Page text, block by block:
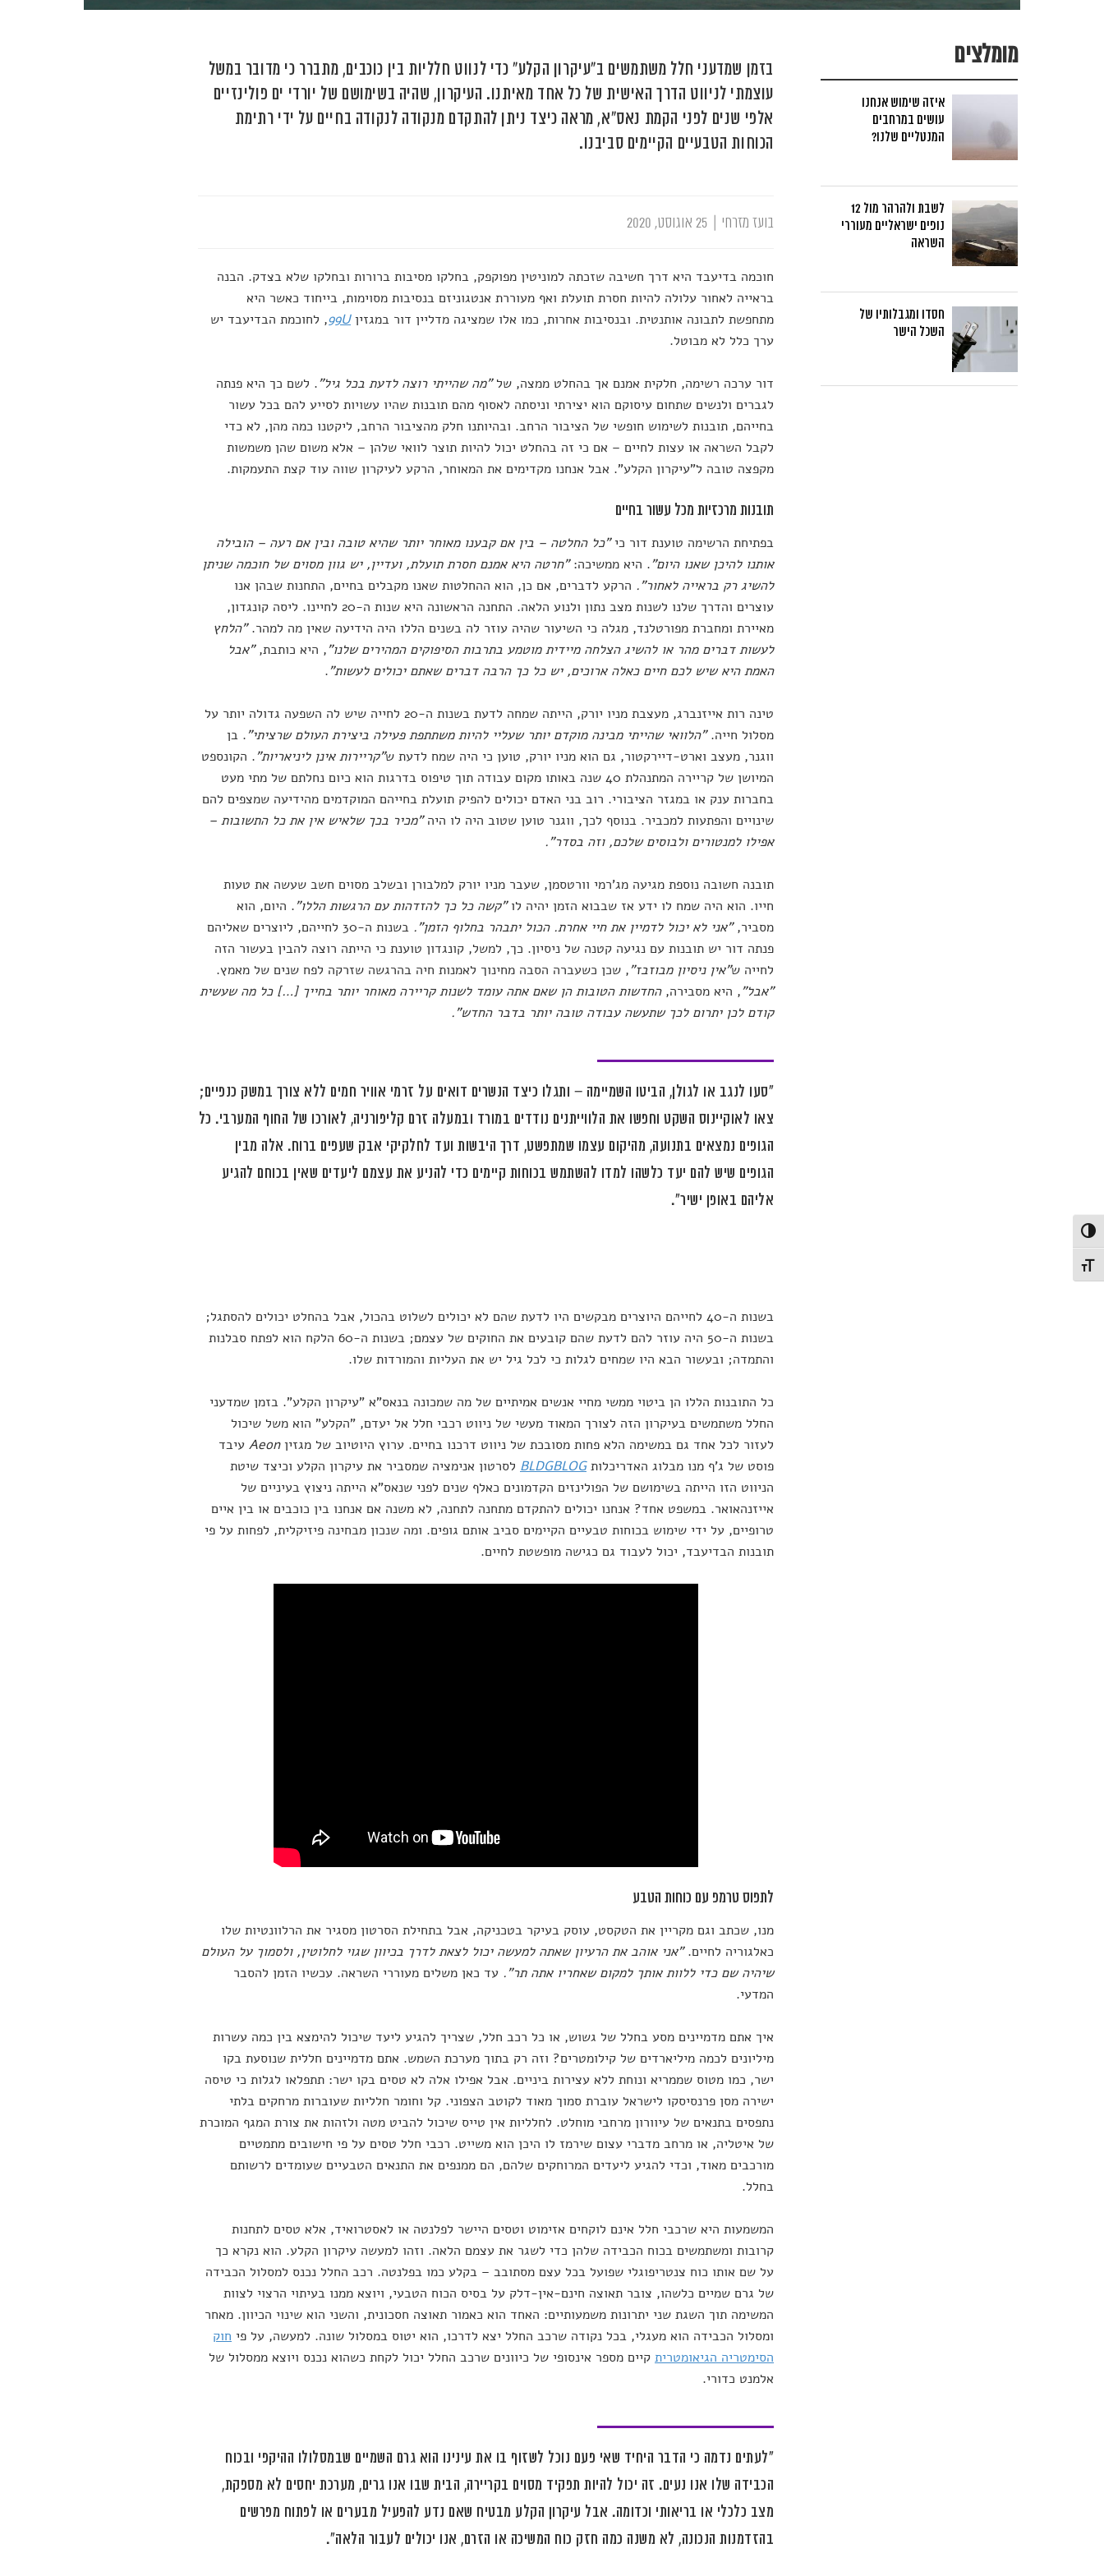
הפעל/כבה ניגודיות גבוהה
מתג גודל גופן
בזמן שמדעני חלל משתמשים ב"עיקרון הקלע" כדי לנווט חלליות בין כוכבים, מתברר כי מדובר במשל
עוצמתי לניווט הדרך האישית של כל אחד מאיתנו. העיקרון, שהיה בשימושם של יורדי ים פולינזיים
אלפי שנים לפני הקמת נאס"א, מראה כיצד ניתן להתקדם מנקודה לנקודה בחיים על ידי רתימת
הכוחות הטבעיים הקיימים סביבנו.
בועז מזרחי
חוכמה בדיעבד היא דרך חשיבה שזכתה למוניטין מפוקפק, בחלקו מסיבות ברורות ובחלקו שלא בצדק. הבנה
בראייה לאחור עלולה להיות חסרת תועלת ואף מעוררת אנטגוניזם בנסיבות מסוימות, בייחוד כאשר היא
מתחפשת לתבונה אותנטית. ובנסיבות אחרות, כמו אלו שמציגה מדליין דור במגזין99U, לחוכמת הבדיעבד יש
ערך כלל לא מבוטל.
דור ערכה רשימה, חלקית אמנם אך בהחלט ממצה, של"מה שהייתי רוצה לדעת בכל גיל". לשם כך היא פנתה
לגברים ולנשים שתחום עיסוקם הוא יצירתי וניסתה לאסוף מהם תובנות שהיו עשויות לסייע להם בכל עשור
בחייהם, תובנות לשימוש חופשי של הציבור הרחב. ובהיותנו חלק מהציבור הרחב, ליקטנו כמה מהן, לא כדי
לקבל השראה או עצות לחיים – אם כי זה בהחלט יכול להיות תוצר לוואי שלהן – אלא משום שהן משמשות
מקפצה טובה ל"עיקרון הקלע". אבל אנחנו מקדימים את המאוחר, הרקע לעיקרון שווה עוד קצת התעמקות.
תובנות מרכזיות מכל עשור בחיים
בפתיחת הרשימה טוענת דור כי"כל החלטה – בין אם קבענו מאוחר יותר שהיא טובה ובין אם רעה – הובילה
אותנו להיכן שאנו היום". היא ממשיכה:"חרטה היא אמנם חסרת תועלת, ועדיין, יש גוון מסוים של חוכמה שניתן
להשיג רק בראייה לאחור". הרקע לדברים, אם כן, הוא ההחלטות שאנו מקבלים בחיים, התחנות שבהן אנו
עוצרים והדרך שלנו לשנות מצב נתון ולנוע הלאה. התחנה הראשונה היא שנות ה-20 לחיינו. ליסה קונגדון,
מאיירת ומחברת מפורטלנד, מגלה כי השיעור שהיה עוזר לה בשנים הללו היה הידיעה שאין מה למהר."הלחץ
לעשות דברים מהר או להשיג הצלחה מיידית מוטמע בתרבות הסיפוקים המהירים שלנו", היא כותבת,"אבל
האמת היא שיש לכם חיים כאלה ארוכים, יש כל כך הרבה דברים שאתם יכולים לעשות".
טינה רות אייזנברג, מעצבת מניו יורק, הייתה שמחה לדעת בשנות ה-20 לחייה שיש לה השפעה גדולה יותר על
מסלול חייה."הלוואי שהייתי מבינה מוקדם יותר שעליי להיות משתתפת פעילה ביצירת העולם שרציתי". בן
ווגנר, מעצב וארט-דיירקטור, גם הוא מניו יורק, טוען כי היה שמח לדעת ש"קריירות אינן ליניאריות". הקונספט
המיושן של קריירה המתנהלת 40 שנה באותו מקום עבודה תוך טיפוס בדרגות הוא כיום נחלתם של מתי מעט
בחברות ענק או במגזר הציבורי. רוב בני האדם יכולים להפיק תועלת בחייהם המוקדמים מהידיעה שמצפים להם
שינויים והפתעות למכביר. בנוסף לכך, ווגנר טוען שטוב היה לו היה"מכיר בכך שלאיש אין את כל התשובות –
אפילו למנטורים ולבוסים שלכם, וזה בסדר".
תובנה חשובה נוספת מגיעה מג'רמי וורטסמן, שעבר מניו יורק למלבורן ובשלב מסוים חשב שעשה את טעות
חייו. הוא היה שמח לו ידע אז שבבוא הזמן יהיה לו"קשה כל כך להזדהות עם הרגשות הללו". היום, הוא
מסביר,"אני לא יכול לדמיין את חיי אחרת. הכול יתבהר בחלוף הזמן".
בשנות ה-30 לחייהם, ליוצרים שאליהם
פנתה דור יש תובנות עם נגיעה קטנה של ניסיון. כך, למשל, קונגדון טוענת כי הייתה רוצה להבין בעשור הזה
לחייה ש"אין ניסיון מבוזבז", שכן כשעברה הסבה מחינוך לאמנות חיה בהרגשה שזרקה לפח שנים של מאמץ.
"אבל", היא מסבירה, החדשות הטובות הן שאם אתה עומד לשנות קריירה מאוחר יותר בחייך […] כל מה שעשית
קודם לכן יתרום לכך שתעשה עבודה טובה יותר בדבר החדש".
"סעו לנגב או לגולן, הביטו השמיימה – ותגלו כיצד הנשרים דואים על זרמי אוויר חמים ללא צורך במשק כנפיים;
צאו לאוקיינוס השקט וחפשו את הלווייתנים נודדים במורד ובמעלה זרם קליפורניה, לאורכו של החוף המערבי. כל
הגופים נמצאים בתנועה, מהיקום עצמו שמתפשט, דרך היבשות ועד לחלקיקי אבק שעפים ברוח. אלה מבין
הגופים שיש להם יעד כלשהו למדו להשתמש בכוחות קיימים כדי להניע את עצמם ליעדים שאין בכוחם להגיע
אליהם באופן ישיר".
בשנות ה-40 לחייהם היוצרים מבקשים היו לדעת שהם לא יכולים לשלוט בהכול, אבל בהחלט יכולים להסתגל;
בשנות ה-50 היה עוזר להם לדעת שהם קובעים את החוקים של עצמם; בשנות ה-60 הלקח הוא לפתח סבלנות
והתמדה; ובעשור הבא היו שמחים לגלות כי לכל גיל יש את העליות והמורדות שלו.
כל התובנות הללו הן ביטוי ממשי מחיי אנשים אמיתיים של מה שמכונה בנאס"א "עיקרון הקלע". בזמן שמדעני
החלל משתמשים בעיקרון הזה לצורך המאוד מעשי של ניווט רכבי חלל אל יעדם, "הקלע" הוא משל שיכול
לעזור לכל אחד גם במשימה הלא פחות מסובכת של ניווט דרכנו בחיים. ערוץ היוטיוב של מגזיןAeon עיבד
פוסט של ג'ף מנו מבלוג האדריכלותBLDGBLOG לסרטון אנימציה שמסביר את עיקרון הקלע וכיצד שיטת
הניווט הזו הייתה בשימושם של הפולינזים הקדמונים כאלף שנים לפני שנאס"א הייתה ניצוץ בעיניים של
אייזנהאואר. במשפט אחד? אנחנו יכולים להתקדם מתחנה לתחנה, לא משנה אם אנחנו בין כוכבים או בין איים
טרופיים, על ידי שימוש בכוחות טבעיים הקיימים סביב אותם גופים. ומה שנכון מבחינה פיזיקלית, לפחות על פי
תובנות הבדיעבד, יכול לעבוד גם כגישה מופשטת לחיים.
לתפוס טרמפ עם כוחות הטבע
מנו, שכתב וגם מקריין את הטקסט, עוסק בעיקר בטכניקה, אבל בתחילת הסרטון מסגיר את הרלוונטיות שלו
כאלגוריה לחיים."אני אוהב את הרעיון שאתה למעשה יכול לצאת לדרך בכיוון שגוי לחלוטין, ולסמוך על העולם
שיהיה שם כדי ללוות אותך למקום שאחריו אתה תר". עד כאן משלים מעוררי השראה. עכשיו הזמן להסבר
המדעי.
איך אתם מדמיינים מסע בחלל של גשוש, או כל רכב חלל, שצריך להגיע ליעד שיכול להימצא בין כמה עשרות
מיליונים לכמה מיליארדים של קילומטרים? וזה רק בתוך מערכת השמש. אתם מדמיינים חללית שנוסעת בקו
ישר, כמו מטוס שממריא ונוחת ללא עצירות ביניים. אבל אפילו אלה לא טסים בקו ישר: תתפלאו לגלות כי טיסה
ישירה מסן פרנסיסקו לישראל עוברת סמוך מאוד לקוטב הצפוני. קל וחומר חלליות שעוברות מרחקים בלתי
נתפסים בתנאים של עיוורון מרחבי מוחלט. לחלליות אין טייס שיכול להביט מטה ולזהות את צורת המגף המוכרת
של איטליה, או מרחב מדברי עצום שירמז לו היכן הוא משייט. רכבי חלל טסים על פי חישובים מתמטיים
מורכבים מאוד, וכדי להגיע ליעדים המרוחקים שלהם, הם ממנפים את התנאים הטבעיים שעומדים לרשותם
בחלל.
המשמעות היא שרכבי חלל אינם לוקחים אזימוט וטסים היישר לפלנטה או לאסטרואיד, אלא טסים לתחנות
קרובות ומשתמשים בכוח הכבידה שלהן כדי לשגר את עצמם הלאה. וזהו למעשה עיקרון הקלע. הוא נקרא כך
על שם אותו כוח צנטריפוגלי שפועל בכל עצם מסתובב – בקלע כמו בפלנטה. רכב החלל נכנס למסלול הכבידה
של גרם שמיים כלשהו, צובר תאוצה חינם-אין-דלק על בסיס הכוח הטבעי, ויוצא ממנו בעיתוי הרצוי לצוות
המשימה תוך השגת שני יתרונות משמעותיים: האחד הוא כאמור תאוצה חסכונית, והשני הוא שינוי הכיוון. מאחר
ומסלול הכבידה הוא מעגלי, בכל נקודה שרכב החלל יצא לדרכו, הוא יטוס במסלול שונה. למעשה, על פי חוק
הסימטריה הגיאומטרית קיים מספר אינסופי של כיוונים שרכב החלל יכול לקחת כשהוא נכנס ויוצא ממסלול של
אלמנט כדורי.
"לעתים נדמה כי הדבר היחיד שאי פעם נוכל לשזוף בו את עינינו הוא גרם השמיים שבמסלולו ההיקפי ובכוח
הכבידה שלו אנו נעים. זה יכול להיות תפקיד מסוים בקריירה, הבית שבו אנו גרים, מערכת יחסים לא מספקת,
מצב כלכלי או בריאותי וכדומה. אבל עיקרון הקלע מבטיח שאם נדע להפעיל מבערים או לפתוח מפרשים
בהזדמנות הנכונה, לא משנה כמה חזק כוח המשיכה או הזרם, אנו יכולים לעבור הלאה".
מומלצים
איזה שימוש אנחנו
עושים במרחבים
המנטליים שלנו?
לשבת ולהרהר מול 12
נופים ישראליים מעוררי
השראה
חסדו ומגבלותיו של
השכל הישר